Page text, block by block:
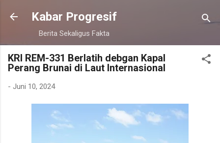
Langsung ke konten utama
Kabar Progresif
Berita Sekaligus Fakta
KRI REM-331 Berlatih debgan Kapal
Perang Brunai di Laut Internasional
- Juni 10, 2024